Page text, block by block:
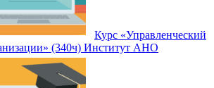
Курс «Управленческий
(340ч) Институт АНО